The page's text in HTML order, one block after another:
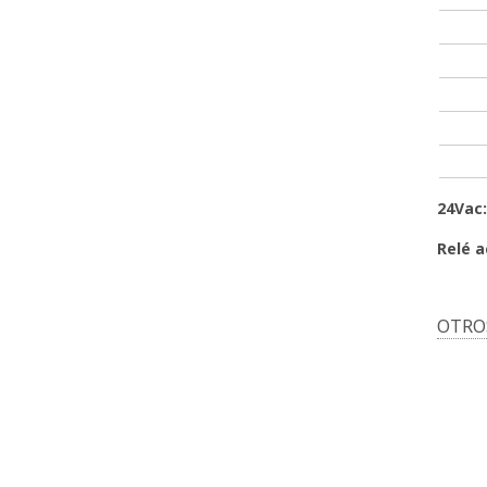
24Vac:
Relé